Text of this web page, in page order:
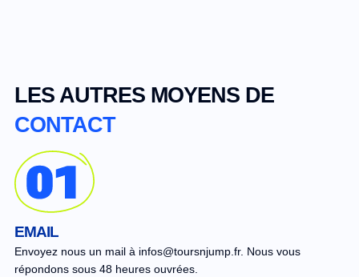
LES AUTRES MOYENS DE
CONTACT
EMAIL
Envoyez nous un mail à infos@toursnjump.fr. Nous vous
répondons sous 48 heures ouvrées.